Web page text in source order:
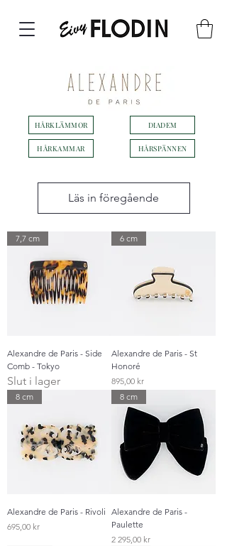
HÅRKLÄMMOR
HÅRKAMMAR
DIADEM
HÅRSPÄNNEN
Läs in föregående
7,7 cm
Alexandre de Paris - Side
Comb - Tokyo
Slut i lager
6 cm
Alexandre de Paris - St
Honoré
Pris
895,00 kr
8 cm
Alexandre de Paris - Rivoli
Pris
695,00 kr
8 cm
Alexandre de Paris -
Paulette
Pris
2 295,00 kr